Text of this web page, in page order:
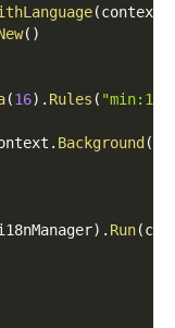
(context
( )
(16) . Rules ( "min:18"
. Background (
) . Run(